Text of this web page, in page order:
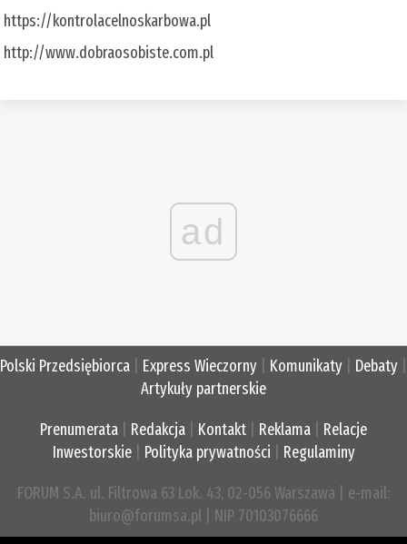
https://kontrolacelnoskarbowa.pl
http://www.dobraosobiste.com.pl
ad
Polski Przedsiębiorca Express Wieczorny Komunikaty Debaty
Artykuły partnerskie
Prenumerata Redakcja Kontakt Reklama
Relacje
Inwestorskie| Polityka prywatności Regulaminy
FORUM S.A. ul. Filtrowa 63 Lok. 43, 02-056 Warszawa | e-mail:
biuro@forumsa.pl | NIP 70103076666